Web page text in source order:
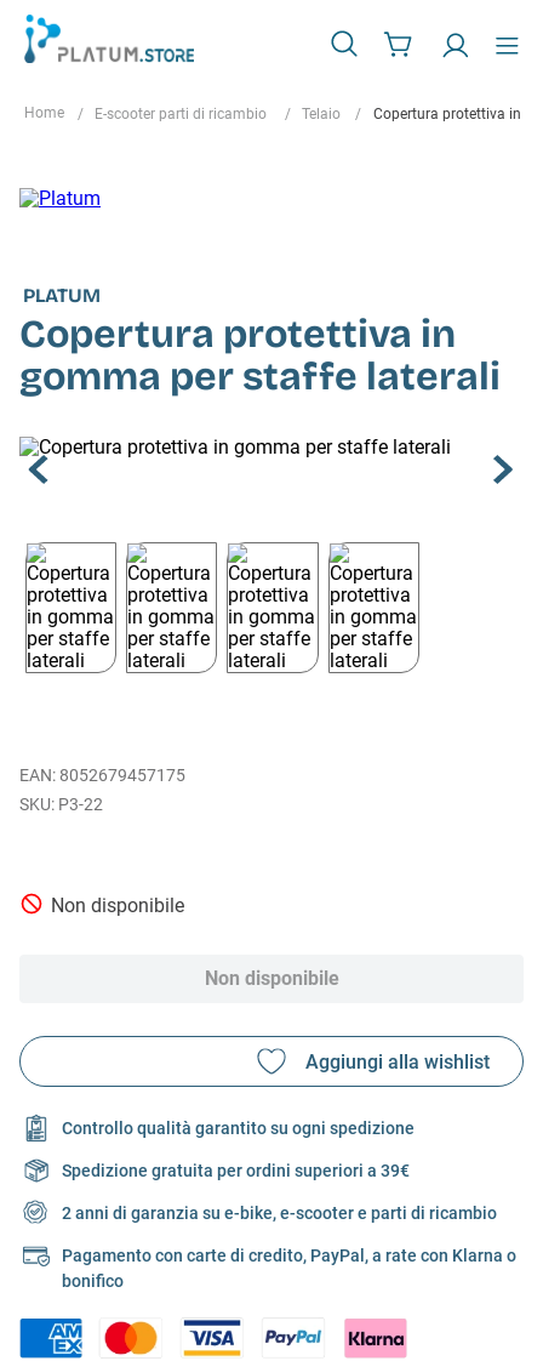
E-scooter parti di ricambio Telaio Copertura protettiva in
PLATUM
Copertura protettiva in
gomma per staffe laterali
EAN: 8052679457175
P3-22
Non disponibile
Non disponibile
Controllo qualità garantito su ogni spedizione
Spedizione gratuita per ordini superiori a 39€
2 anni di garanzia su e-bike, e-scooter e parti di ricambio
Pagamento con carte di credito, PayPal, a rate con Klarna o
bonifico